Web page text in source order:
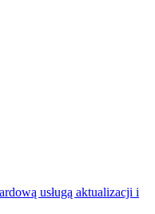
usługą aktualizacji i